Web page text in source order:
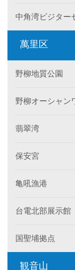
中角湾ビジター
萬里区
野柳地質公園
野柳オーシャン
翡翠湾
保安宮
亀吼漁港
台電北部展示館
国聖埔拠点
観音山